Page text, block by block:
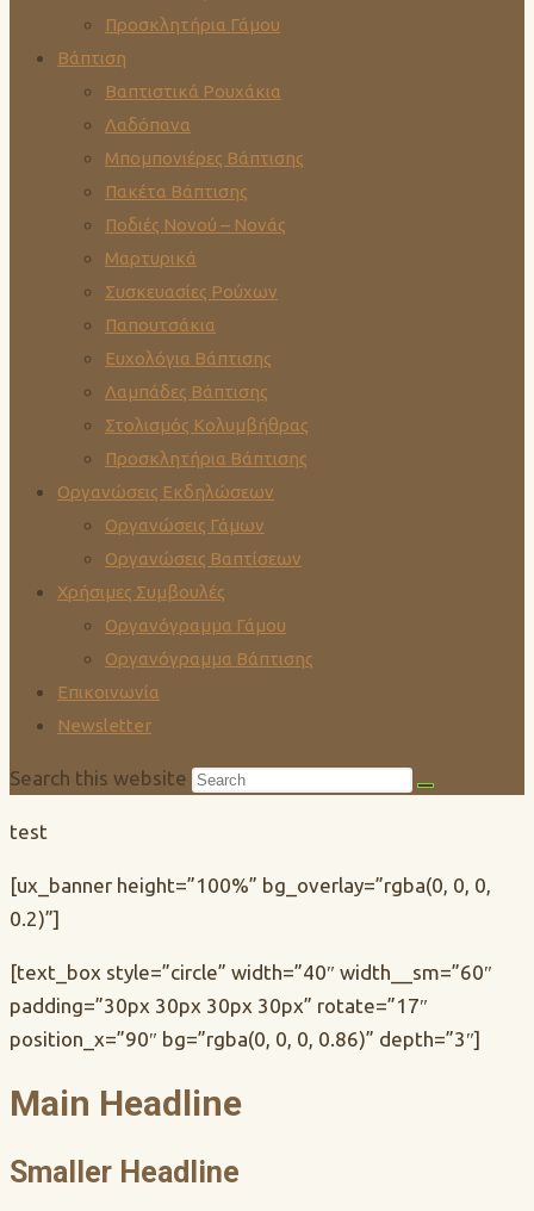
Προσκλητήρια Γάμου
Βάπτιση
Βαπτιστικά Ρουχάκια
Λαδόπανα
Μπομπονιέρες Βάπτισης
Πακέτα Βάπτισης
Ποδιές Νονού – Νονάς
Μαρτυρικά
Συσκευασίες Ρούχων
Παπουτσάκια
Ευχολόγια Βάπτισης
Λαμπάδες Βάπτισης
Στολισμός Κολυμβήθρας
Προσκλητήρια Βάπτισης
Οργανώσεις Εκδηλώσεων
Οργανώσεις Γάμων
Οργανώσεις Βαπτίσεων
Χρήσιμες Συμβουλές
Οργανόγραμμα Γάμου
Οργανόγραμμα Βάπτισης
Επικοινωνία
Newsletter
Search this website
test
[ux_banner height=”100%” bg_overlay=”rgba(0, 0, 0,
0.2)”]
[text_box style=”circle” width=”40″ width__sm=”60″
padding=”30px 30px 30px 30px” rotate=”17″
position_x=”90″ bg=”rgba(0, 0, 0, 0.86)” depth=”3″]
Main Headline
Smaller Headline